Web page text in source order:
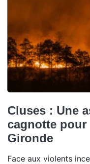
Cluses : Une
cagnotte
Gironde
Face aux violents